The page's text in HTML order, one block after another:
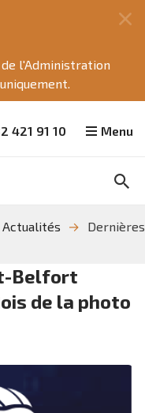
de l'Administration
421 91 10 Menu
Actualités
Belfort
de la photo